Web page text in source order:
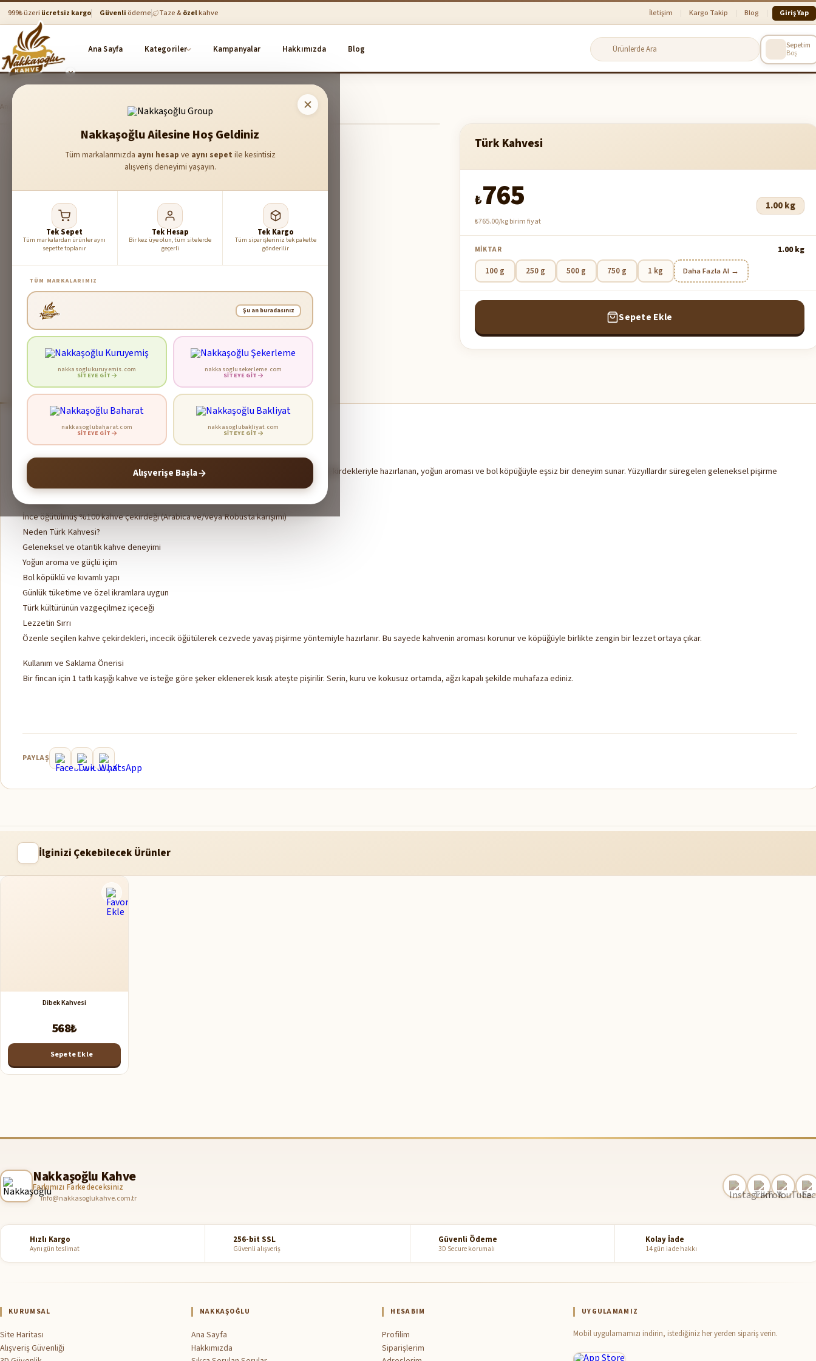
Nakkaşoğlu Ailesine Hoş Geldiniz
Tüm markalarımızda aynı hesap ve aynı sepet ile kesintisiz
alışveriş deneyimi yaşayın.
Tek Sepet
Tüm markalardan ürünler aynı
sepette toplanır
Tek Hesap
Bir kez üye olun, tüm sitelerde
geçerli
Tek Kargo
Tüm siparişleriniz tek pakette
gönderilir
TÜM MARKALARIMIZ
Şu an buradasınız
nakkasoglukuruyemis.com
SITEYE GIT
nakkasoglusekerleme.com
SITEYE GIT
nakkasoglubaharat.com
SITEYE GIT
nakkasoglubakliyat.com
SITEYE GIT
Alışverişe Başla
999₺ üzeri ücretsiz kargo Güvenliödeme Taze &özelkahve İletişim Kargo Takip Blog Giriş Yap
Ana Sayfa Kategoriler Kampanyalar Hakkımızda Blog Sepetim
Boş
Ana Sayfa Çekirdek Kahveler
Türk Kahvesi
₺765 1.00 kg
₺765.00/kg birim fiyat
MIKTAR 1.00kg
100 g 250 g 500 g 750 g 1 kg Daha Fazla Al →
Sepete Ekle
Ürün Açıklaması Ürün Bilgileri
Türk Kahvesi – Geleneksel Lezzet, Yoğun Aroma
Kültürümüzün en köklü içeceklerinden biri olanTürk Kahvesi
, ince öğütülmüş kahve çekirdekleriyle hazırlanan, yoğun aroması ve bol köpüğüyle eşsiz bir deneyim sunar. Yüzyıllardır süregelen geleneksel pişirme
yöntemi sayesinde her fincanda aynı keyfi ve karakteristik lezzeti yaşatır.
İçindekiler:
İnce öğütülmüş %100 kahve çekirdeği(Arabica ve/veya Robusta karışımı)
Neden Türk Kahvesi?
Geleneksel ve otantik kahve deneyimi
Yoğun aroma ve güçlü içim
Bol köpüklü ve kıvamlı yapı
Günlük tüketime ve özel ikramlara uygun
Türk kültürünün vazgeçilmez içeceği
Lezzetin Sırrı
Özenle seçilen kahve çekirdekleri, incecik öğütülerek cezvede yavaş pişirme yöntemiyle hazırlanır. Bu sayede kahvenin aroması korunur ve köpüğüyle birlikte zengin bir lezzet ortaya çıkar.
Kullanım ve Saklama Önerisi
Bir fincan için 1 tatlı kaşığı kahve ve isteğe göre şeker eklenerek kısık ateşte pişirilir. Serin, kuru ve kokusuz ortamda, ağzı kapalı şekilde muhafaza ediniz.
PAYLAŞ
İlginizi Çekebilecek Ürünler
Dibek Kahvesi
568₺
Sepete Ekle
Nakkaşoğlu Kahve
Farkımızı Farkedeceksiniz
info@nakkasoglukahve.com.tr
Hızlı Kargo
Aynı gün teslimat
256-bit SSL
Güvenli alışveriş
Güvenli Ödeme
3D Secure korumalı
Kolay İade
14 gün iade hakkı
KURUMSAL
Site Haritası
Alışveriş Güvenliği
NAKKAŞOĞLU
Ana Sayfa
Hakkımızda
HESABIM
Profilim
Siparişlerim
UYGULAMAMIZ
Mobil uygulamamızı indirin, istediğiniz her yerden sipariş verin.